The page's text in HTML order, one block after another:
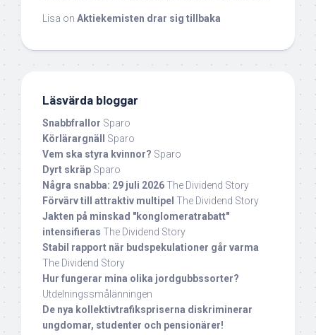
Lisa on Aktiekemisten drar sig tillbaka
Läsvärda bloggar
Snabbfrallor Sparo
Körlärargnäll
Sparo
Vem ska styra kvinnor? Sparo
Dyrt skräp Sparo
Några snabba: 29 juli 2026The Dividend Story
Förvärv till attraktiv multipel The Dividend Story
Jakten på minskad "konglomeratrabatt"
intensifieras The Dividend Story
Stabil rapport när budspekulationer går varma
The Dividend Story
Hur fungerar mina olika jordgubbssorter?
Utdelningssmålänningen
De nya kollektivtrafikspriserna diskriminerar
ungdomar, studenter och pensionärer!